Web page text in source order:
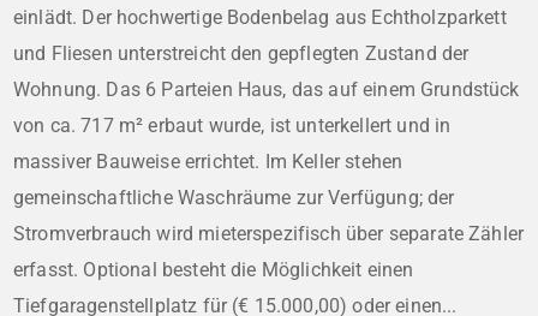
einlädt. Der hochwertige Bodenbelag aus Echtholzparkett
und Fliesen unterstreicht den gepflegten Zustand der
Wohnung. Das 6 Parteien Haus, das auf einem Grundstück
von ca. 717 m² erbaut wurde, ist unterkellert und in
massiver Bauweise errichtet. Im Keller stehen
gemeinschaftliche Waschräume zur Verfügung; der
Stromverbrauch wird mieterspezifisch über separate Zähler
erfasst. Optional besteht die Möglichkeit einen
Tiefgaragenstellplatz für (€ 15.000,00) oder einen...